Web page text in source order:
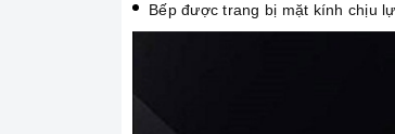
Bếp được trang bị mặt kính chịu